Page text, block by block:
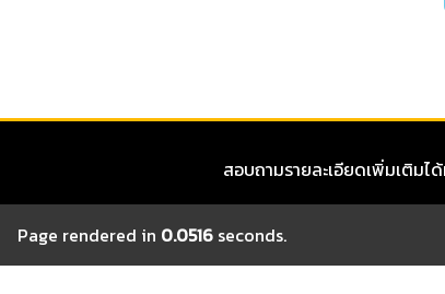
สอบถามรายละเอียดเพิ่มเติมไ
Page rendered in 0.0516 seconds.